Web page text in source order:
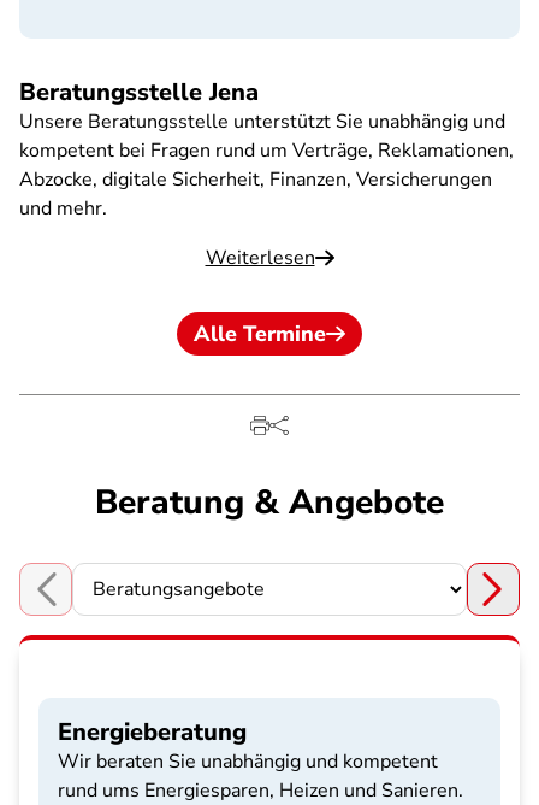
Beratungsstelle Jena
Unsere Beratungsstelle unterstützt Sie unabhängig und
kompetent bei Fragen rund um Verträge, Reklamationen,
Abzocke, digitale Sicherheit, Finanzen, Versicherungen
und mehr.
Weiterlesen
Alle Termine
Beratung & Angebote
Choose a section
Energieberatung
Wir beraten Sie unabhängig und kompetent
rund ums Energiesparen, Heizen und Sanieren.